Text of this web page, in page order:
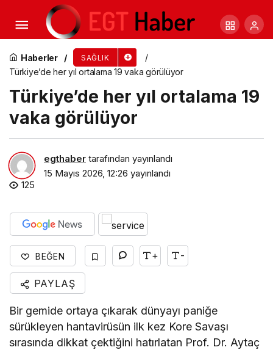
Haberler SAĞLIK
Türkiye’de her yıl ortalama 19 vaka görülüyor
Türkiye’de her yıl ortalama 19
vaka görülüyor
egthaber tarafından yayınlandı
15 Mayıs 2026, 12:26 yayınlandı
125
BEĞEN + -
PAYLAŞ
Bir gemide ortaya çıkarak dünyayı paniğe
sürükleyen hantavirüsün ilk kez Kore Savaşı
sırasında dikkat çektiğini hatırlatan Prof. Dr. Aytaç
Saray Belediyesi, ulusal tıp kongresine ev
sahipliği yapıyor